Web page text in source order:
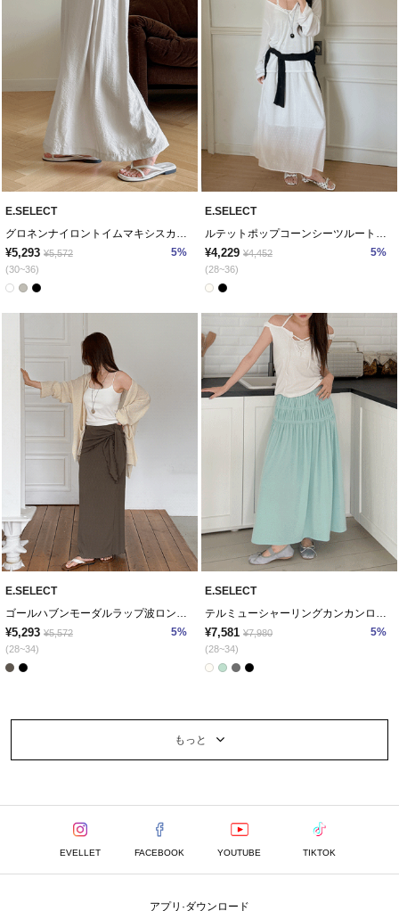
E.SELECT
¥5,293 ¥5,572 5%
(30~36)
E.SELECT
¥4,229 ¥4,452 5%
(28~36)
E.SELECT
ゴールハブンモーダルラップ波ロングスカート
¥5,293 ¥5,572 5%
(28~34)
E.SELECT
テルミューシャーリングカンカンロングスカート
¥7,581 ¥7,980 5%
(28~34)
もっと
EVELLET FACEBOOK YOUTUBE TIKTOK
アプリ·ダウンロード